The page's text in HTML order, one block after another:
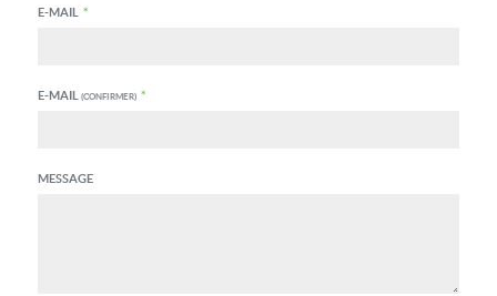
E-MAIL *
E-MAIL(CONFIRMER) *
MESSAGE